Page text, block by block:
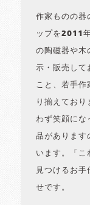
作家ものの器
ップを2011
の陶磁器や木
示・販売して
こと、若手作
り揃えており
わず笑顔にな
品があります
います。「こ
見つけるお
せです。